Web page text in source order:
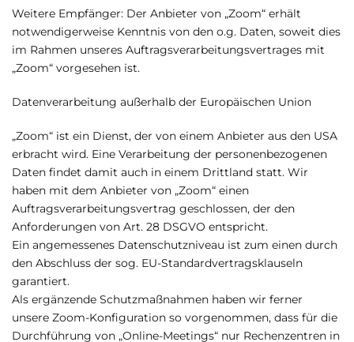
Weitere Empfänger: Der Anbieter von „Zoom“ erhält
notwendigerweise Kenntnis von den o.g. Daten, soweit dies
im Rahmen unseres Auftragsverarbeitungsvertrages mit
„Zoom“ vorgesehen ist.
Datenverarbeitung außerhalb der Europäischen Union
„Zoom“ ist ein Dienst, der von einem Anbieter aus den USA
erbracht wird. Eine Verarbeitung der personenbezogenen
Daten findet damit auch in einem Drittland statt. Wir
haben mit dem Anbieter von „Zoom“ einen
Auftragsverarbeitungsvertrag geschlossen, der den
Anforderungen von Art. 28 DSGVO entspricht.
Ein angemessenes Datenschutzniveau ist zum einen durch
den Abschluss der sog. EU-Standardvertragsklauseln
garantiert.
Als ergänzende Schutzmaßnahmen haben wir ferner
unsere Zoom-Konfiguration so vorgenommen, dass für die
Durchführung von „Online-Meetings“ nur Rechenzentren in